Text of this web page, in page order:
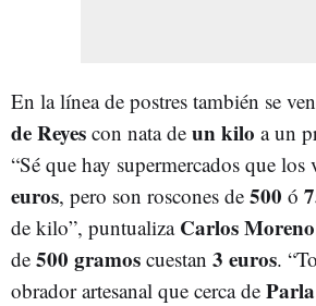
En la línea de postres también se
de Reyes con nata de un kilo a un
“Sé que hay supermercados que los
euros, pero son roscones de 500 ó
de kilo”, puntualiza Carlos Moreno
de 500 gramos cuestan 3 euros.
obrador artesanal que cerca de Parla